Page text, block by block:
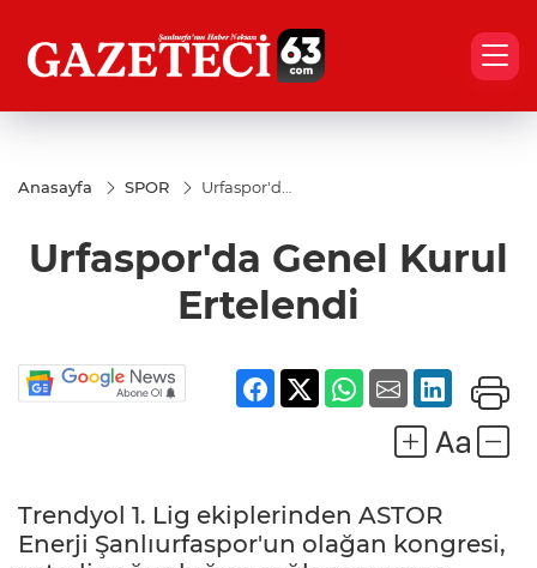
Anasayfa SPOR
Urfaspor'da
Ertelendi
Urfaspor'da Genel Kurul
Ertelendi
Trendyol 1. Lig ekiplerinden ASTOR
Enerji Şanlıurfaspor'un olağan kongresi,